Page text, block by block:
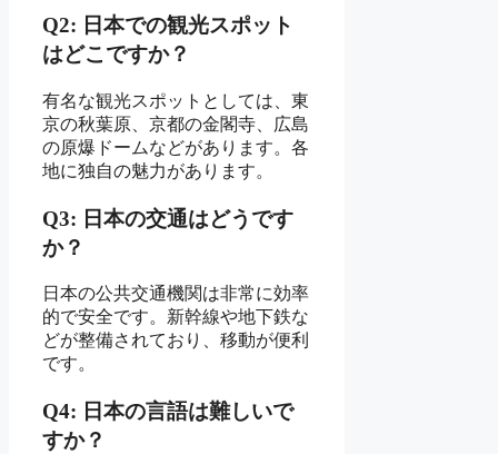
Q2: 日本での観光スポット
はどこですか？
有名な観光スポットとしては、東
京の秋葉原、京都の金閣寺、広島
の原爆ドームなどがあります。各
地に独自の魅力があります。
Q3: 日本の交通はどうです
か？
日本の公共交通機関は非常に効率
的で安全です。新幹線や地下鉄な
どが整備されており、移動が便利
です。
Q4: 日本の言語は難しいで
すか？